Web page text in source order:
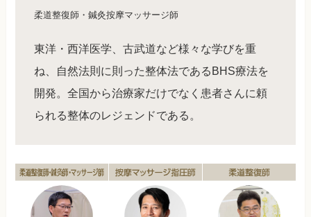
柔道整復師・鍼灸按摩マッサージ師
東洋・西洋医学、古武道など様々な学びを重
ね、自然法則に則った整体法であるBHS療法を
開発。全国から治療家だけでなく患者さんに頼
られる整体のレジェンドである。